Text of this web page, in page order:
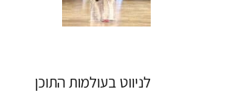
לניווט בעולמות התוכן